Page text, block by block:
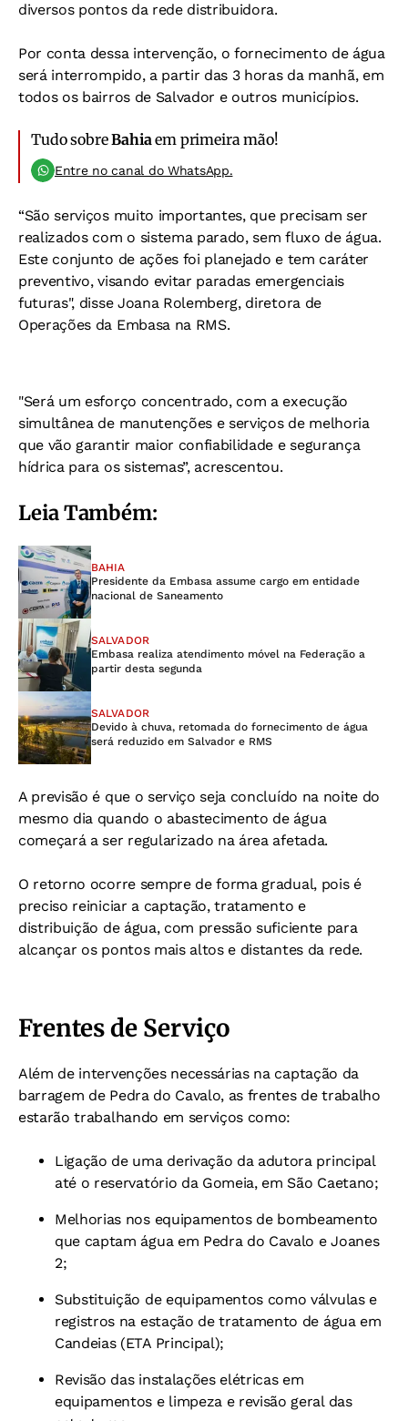
diversos pontos da rede distribuidora.
Por conta dessa intervenção, o fornecimento de água
será interrompido, a partir das 3 horas da manhã, em
todos os bairros de Salvador e outros municípios.
Tudo sobreBahiaem primeira mão!
Entre no canal do WhatsApp.
“São serviços muito importantes, que precisam ser
realizados com o sistema parado, sem fluxo de água.
Este conjunto de ações foi planejado e tem caráter
preventivo, visando evitar paradas emergenciais
futuras", disse Joana Rolemberg, diretora de
Operações da Embasa na RMS.
"Será um esforço concentrado, com a execução
simultânea de manutenções e serviços de melhoria
que vão garantir maior confiabilidade e segurança
hídrica para os sistemas”, acrescentou.
Leia Também:
BAHIA
Presidente da Embasa assume cargo em entidade
nacional de Saneamento
SALVADOR
Embasa realiza atendimento móvel na Federação a
partir desta segunda
SALVADOR
Devido à chuva, retomada do fornecimento de água
será reduzido em Salvador e RMS
A previsão é que o serviço seja concluído na noite do
mesmo dia quando o abastecimento de água
começará a ser regularizado na área afetada.
O retorno ocorre sempre de forma gradual, pois é
preciso reiniciar a captação, tratamento e
distribuição de água, com pressão suficiente para
alcançar os pontos mais altos e distantes da rede.
Frentes de Serviço
Além de intervenções necessárias na captação da
barragem de Pedra do Cavalo, as frentes de trabalho
estarão trabalhando em serviços como:
Ligação de uma derivação da adutora principal
até o reservatório da Gomeia, em São Caetano;
Melhorias nos equipamentos de bombeamento
que captam água em Pedra do Cavalo e Joanes
2;
Substituição de equipamentos como válvulas e
registros na estação de tratamento de água em
Candeias (ETA Principal);
Revisão das instalações elétricas em
equipamentos e limpeza e revisão geral das